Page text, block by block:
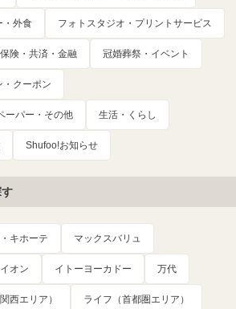
・外食 フォトスタジオ・プリントサービス
保険・共済・金融 冠婚葬祭・イベント
・クーポン
ーパー・その他 生活・くらし
Shufoo!お知らせ
・キホーテ マックスバリュ
イオン イトーヨーカドー 万代
西エリア） ライフ（首都圏エリア）